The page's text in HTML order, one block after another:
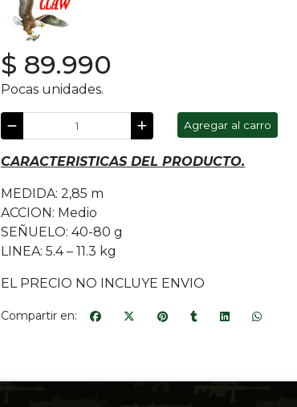
$ 89.990
Pocas unidades.
Agregar al carro
CARACTERISTICAS DEL PRODUCTO.
MEDIDA: 2,85 m
ACCION: Medio
SEÑUELO: 40-80 g
LINEA: 5.4 – 11.3 kg
EL PRECIO NO INCLUYE ENVIO
Compartir en: